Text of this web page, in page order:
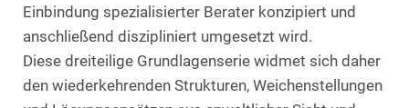
Einbindung spezialisierter Berater konzipiert und
anschließend diszipliniert umgesetzt wird.
Diese dreiteilige Grundlagenserie widmet sich daher
den wiederkehrenden Strukturen, Weichenstellungen